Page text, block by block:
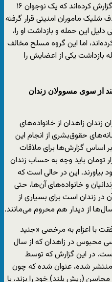
رسانه‌های حقوق‌بشری بلوچستان گزارش کرده‌اند که یک نوجوان ۱۶
شلیک ماموران امنیتی قرار گرفته
این حمله و بازداشت او را،
اما این گروه مسلح مخالف
بازداشت یکی از اعضایش را
از سوی مسوولان زندان
زندان زاهدان از خانواده‌های
حقوق‌بشری از انجام این
اساس گزارش‌ها برای ملاقات
تومان باید وجه به حساب زندان
بیاورند. این در حالی است که
و خانواده‌های آن‌ها، حتی
در زندان است برای بسیاری از
از دیدار هم محروم می‌مانند.
با اعزام به مرخصی «جنید
محبوس در زاهدان که از سال
است. در این گزارش که توسط
شده، عنوان شده که چون
(ریش بلند) خود را بزند، با